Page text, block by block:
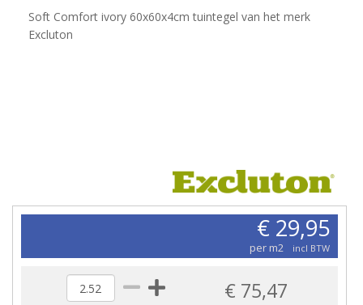
Soft Comfort ivory 60x60x4cm tuintegel van het merk
Excluton
€ 29,95
per m2 incl BTW
€ 75,47